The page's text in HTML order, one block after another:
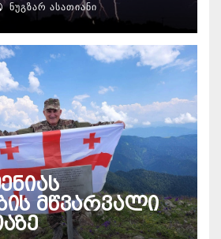
ᲜᲣᲒᲖᲐᲠ ᲐᲡᲐᲗᲘᲐᲜᲘ
მწვარვალი